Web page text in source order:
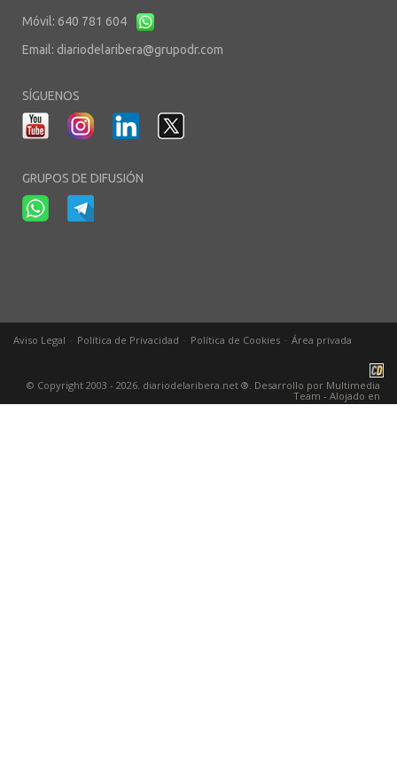
Móvil: 640 781 604
Email: diariodelaribera@grupodr.com
SÍGUENOS
GRUPOS DE DIFUSIÓN
Aviso Legal Política de Privacidad Política de Cookies Área privada
© Copyright 2003 - 2026. diariodelaribera.net ®. Desarrollo por Multimedia
Team - Alojado en